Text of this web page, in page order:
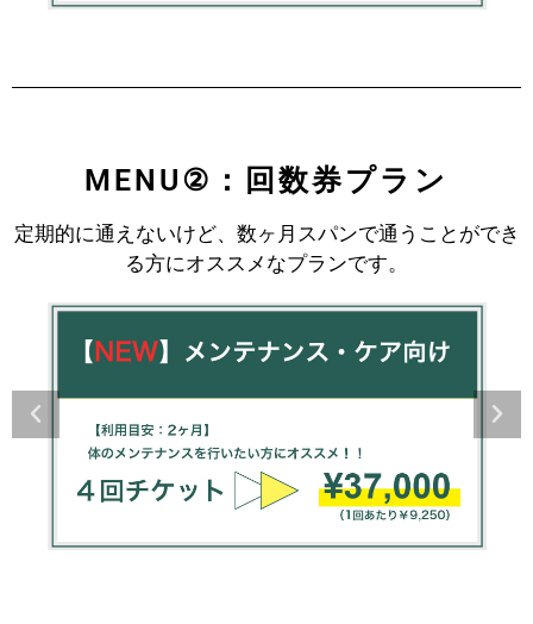
MENU②：回数券プラン
定期的に通えないけど、数ヶ月スパンで通うことができ
る方にオススメなプランです。